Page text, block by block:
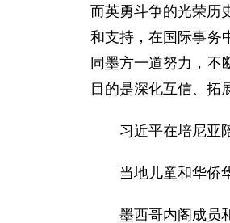
而英勇斗争的光荣历
和支持，在国际事务
同墨方一道努力，不
目的是深化互信、拓
习近平在培尼亚陪
当地儿童和华侨华
墨西哥内阁成员和